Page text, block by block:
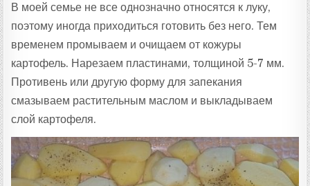
В моей семье не все однозначно относятся к луку,
поэтому иногда приходиться готовить без него. Тем
временем промываем и очищаем от кожуры
картофель. Нарезаем пластинами, толщиной 5-7 мм.
Противень или другую форму для запекания
смазываем растительным маслом и выкладываем
слой картофеля.